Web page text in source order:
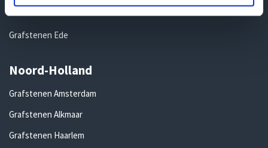
Grafstenen Doetinchem
Grafstenen Ede
Noord-Holland
Grafstenen Amsterdam
Grafstenen Alkmaar
Grafstenen Haarlem